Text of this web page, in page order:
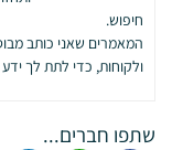
חיפוש.
המאמרים שאני כותב
ולקוחות, כדי לתת לך
שתפו חברים...